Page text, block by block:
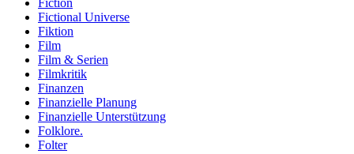
Fictional Universe
Fiktion
Film
Film & Serien
Filmkritik
Finanzen
Finanzielle Planung
Finanzielle Unterstützung
Folklore.
Folter